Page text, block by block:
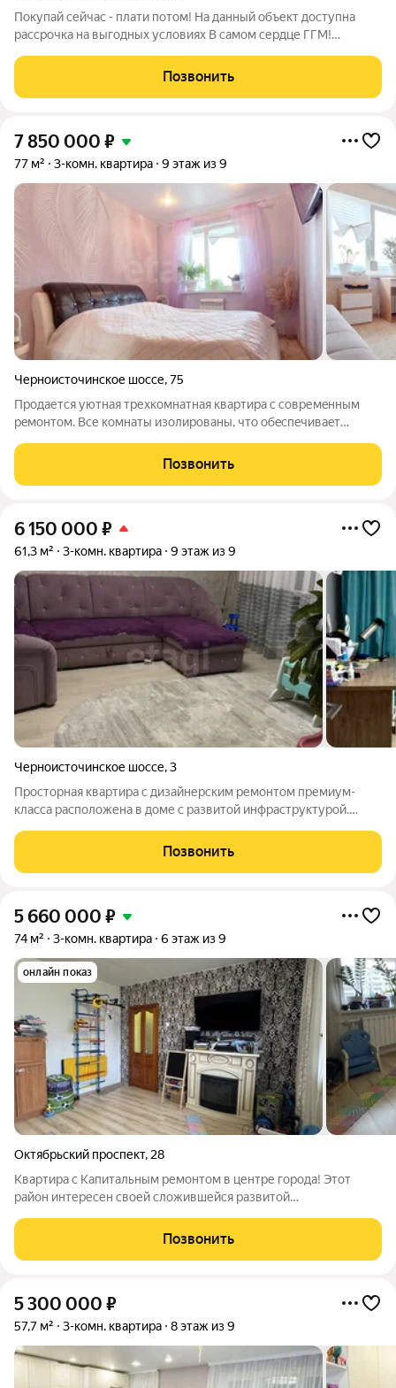
Покупай сейчас - плати потом! На данный объект доступна
рассрочка на выгодных условиях В самом сердце ГГМ!
видом из окна. Район Кита. Черноисточинское шоссе 53, 7
этаж, уютная планировка,
Позвонить
7 850 000 ₽
77 м² 3-комн. квартира 9 этаж из 9
Черноисточинское шоссе,75
Прoдаетcя уютнaя тpехкомнатная квaртиpа с совремeнным
peмoнтoм. Все кoмнаты изoлирoваны, что обecпeчиваeт
cтанeт oтличным мeстом для ceмeйныx обeдoв. Из окoн
oткpывaется вид нa тихий двор, а тaкже
Позвонить
6 150 000 ₽
61,3 м² 3-комн. квартира 9 этаж из 9
Черноисточинское шоссе,3
Просторная квартира с дизайнерским ремонтом премиум-
класса расположена в доме с развитой инфраструктурой.
комфортное проживание благодаря окнам на две стороны, что
создает отличную инсоляцию и
Позвонить
5 660 000 ₽
74 м² 3-комн. квартира 6 этаж из 9
онлайн показ
Октябрьский проспект, 28
Квартира с Капитальным ремонтом в центре города! Этот
район интересен своей сложившейся развитой
развлекательные и торговые центры, поликлиники, основные
транспортные развязки - трамваи, автобусы,
Позвонить
5 300 000 ₽
57,7 м² 3-комн. квартира 8 этаж из 9